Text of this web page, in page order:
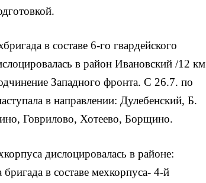
в составе 6-го гвардейского
в район Ивановский /12 км
Западного фронта. С 26.7. по
в направлении: Дулебенский, Б.
Говрилово, Хотеево, Борщино.
дислоцировалась в районе:
в составе мехкорпуса- 4-й